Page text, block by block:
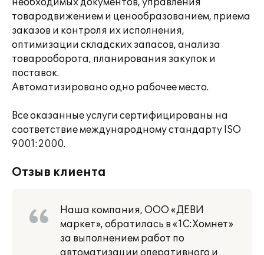
необходимых документов, управления
товародвижением и ценообразованием, приема
заказов и контроля их исполнения,
оптимизации складских запасов, анализа
товарооборота, планирования закупок и
поставок.
Автоматизировано одно рабочее место.
Все оказанные услуги сертифицированы на
соответствие международному стандарту ISO
9001:2000.
Отзыв клиента
Наша компания, ООО «ДЕВИ
маркет», обратилась в «1С:Хомнет»
за выполнением работ по
автоматизации оперативного и